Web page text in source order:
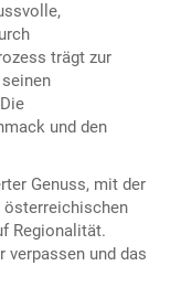
trägt zur
und den
Genuss, mit der
österreichischen
Regionalität.
und das